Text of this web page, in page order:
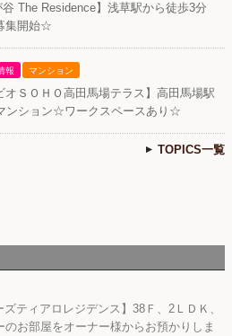
谷 The Residence】浅草駅から徒歩3分
集開始☆
報 マンション
オＳＯＨＯ高田馬場テラス】高田馬場駅
ンション☆ワークスペースあり☆
TOPICS一覧
ティアロレジデンス】38Ｆ、2ＬＤＫ、
お部屋をオーナー様からお預かりしま